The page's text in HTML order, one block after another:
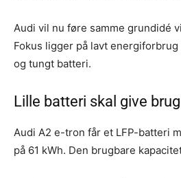
Audi vil nu føre samme grundidé
Fokus ligger på lavt
og tungt batteri.
Lille batteri skal give
Audi A2 e-tron får et LFP-batteri
på 61 kWh. Den brugbare